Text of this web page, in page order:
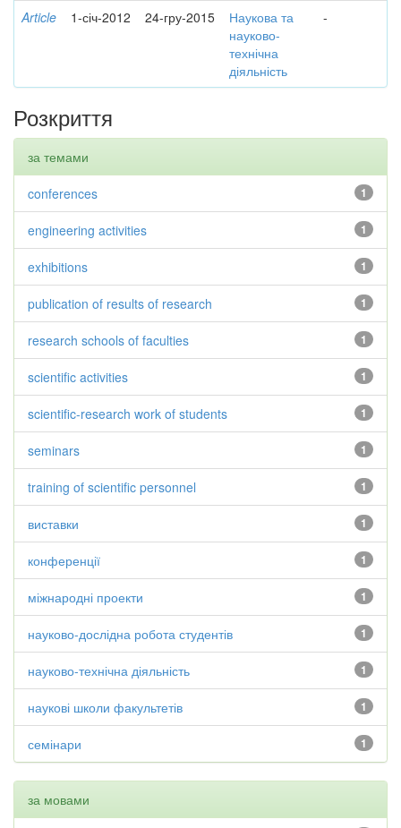
Article 1-січ-2012 24-гру-2015
Наукова та
науково-
технічна
діяльність
-
Розкриття
за темами
1
conferences
1
engineering activities
1
exhibitions
1
publication of results of research
1
research schools of faculties
1
scientific activities
1
scientific-research work of students
1
seminars
1
training of scientific personnel
1
виставки
1
конференції
1
міжнародні проекти
1
науково-дослідна робота студентів
1
науково-технічна діяльність
1
наукові школи факультетів
1
семінари
за мовами